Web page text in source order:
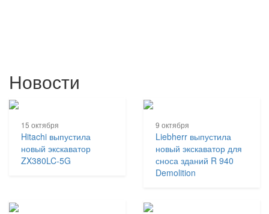
Новости
15 октября
Hitachi выпустила
новый экскаватор
ZX380LC-5G
9 октября
Liebherr выпустила
новый экскаватор для
сноса зданий R 940
Demolition